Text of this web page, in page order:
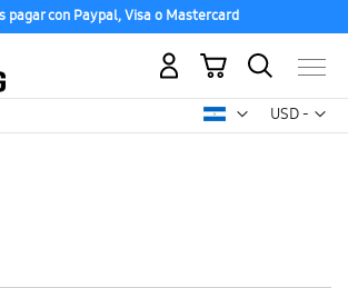
pagar con Paypal, Visa o Mastercard
USD -
dólar
Mi carrito